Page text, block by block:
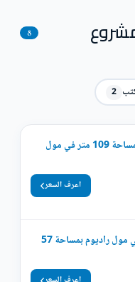
8
2
بمُقدم 10% أحصل على محل بمساحة 109 متر في مول
اعرف السعر
بالقاهرة الجديدة إحجز محلك في مول راديوم بمساحة 57